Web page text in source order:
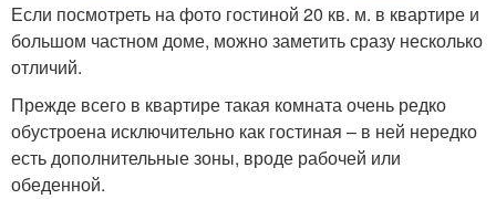
Если посмотреть на фото гостиной 20 кв. м. в квартире и
большом частном доме, можно заметить сразу несколько
отличий.
Прежде всего в квартире такая комната очень редко
обустроена исключительно как гостиная – в ней нередко
есть дополнительные зоны, вроде рабочей или
обеденной.